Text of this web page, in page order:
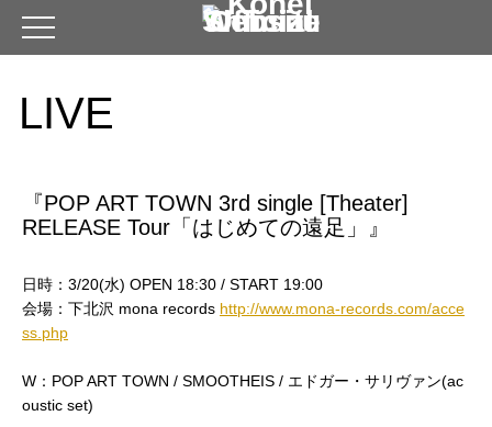
LIVE
『POP ART TOWN 3rd single [Theater]
RELEASE Tour「はじめての遠足」』
日時：3/20(水) OPEN 18:30 / START 19:00
会場：下北沢 mona records http://www.mona-records.com/acce
ss.php
W：POP ART TOWN / SMOOTHEIS / エドガー・サリヴァン(ac
oustic set)